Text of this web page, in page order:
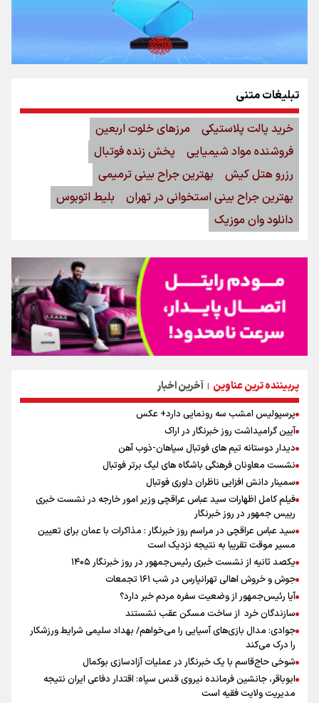
پربیننده ترین عناوین | آخرین اخبار
پرسپولیس امشب سه رونمایی دارد+ عکس
آیین گرامیداشت روز خبرنگار در اراک
دیدار دوستانه تیم های فوتبال سپاهان-ذوب آهن
نشست معاونان فرهنگی باشگاه های لیگ برتر فوتبال
سمینار دانش افزایی ناظران داوری فوتبال
فیلم کامل اظهارات سید عباس عراقچی وزیر امور خارجه در نشست خبری
رییس جمهور در روز خبرنگار
سید عباس عراقچی در مراسم روز خبرنگار : مذاکرات با عمان برای تعیین
مسیر موقت تقریبا به نتیجه نزدیک است
یکصد ثانیه از نشست خبری رئیس‌جمهور در روز خبرنگار ۱۴۰۵
جوش و خروش اهالی تهرانپارس در شب ۱۶۱ تجمعات
آیا رئیس‌جمهور از وضعیت سفره مردم خبر دارد؟
سازندگان خرد از ساخت مسکن عقب نشستند
جوادی: مدال بازی‌های آسیایی را می‌خواهم/ بهداد سلیمی شرایط ورزشکار
را درک می‌کند
شوخی حاج‌قاسم با یک خبرنگار در عملیات آزادسازی بوکمال
ابوباقر، جانشین فرمانده نیروی قدس سپاه: اقتدار دفاعی ایران نتیجه
مدیریت ولایت فقیه است
تبلیغات متنی
خرید پالت پلاستیکی
مرزهای خلوت اربعین
فروشنده مواد شیمیایی
پخش زنده فوتبال
رزرو هتل کیش
بهترین جراح بینی ترمیمی
بهترین جراح بینی استخوانی در تهران
بلیط اتوبوس
دانلود وان موزیک